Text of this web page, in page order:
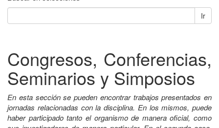
Ir
Congresos, Conferencias,
Seminarios y Simposios
En esta sección se pueden encontrar trabajos presentados en
jornadas relacionadas con la disciplina. En los mismos, puede
haber participado tanto el organismo de manera oficial, como